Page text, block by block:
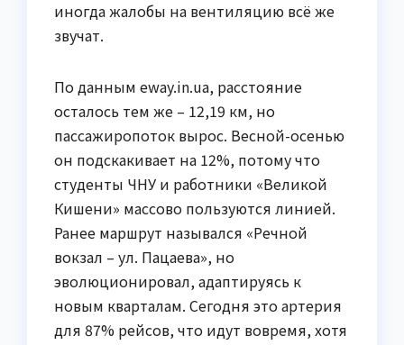
иногда жалобы на вентиляцию всё же
звучат.
По данным eway.in.ua, расстояние
осталось тем же – 12,19 км, но
пассажиропоток вырос. Весной-осенью
он подскакивает на 12%, потому что
студенты ЧНУ и работники «Великой
Кишени» массово пользуются линией.
Ранее маршрут назывался «Речной
вокзал – ул. Пацаева», но
эволюционировал, адаптируясь к
новым кварталам. Сегодня это артерия
для 87% рейсов, что идут вовремя, хотя